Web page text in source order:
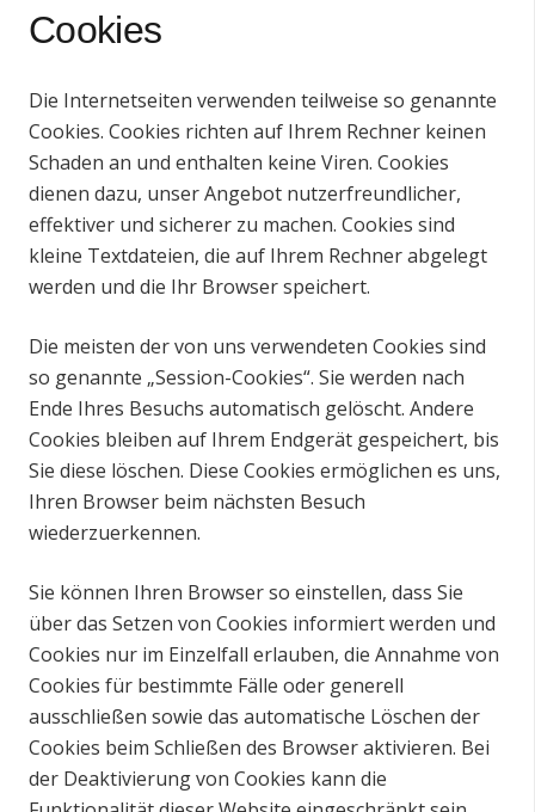
Cookies
Die Internetseiten verwenden teilweise so genannte
Cookies. Cookies richten auf Ihrem Rechner keinen
Schaden an und enthalten keine Viren. Cookies
dienen dazu, unser Angebot nutzerfreundlicher,
effektiver und sicherer zu machen. Cookies sind
kleine Textdateien, die auf Ihrem Rechner abgelegt
werden und die Ihr Browser speichert.
Die meisten der von uns verwendeten Cookies sind
so genannte „Session-Cookies“. Sie werden nach
Ende Ihres Besuchs automatisch gelöscht. Andere
Cookies bleiben auf Ihrem Endgerät gespeichert, bis
Sie diese löschen. Diese Cookies ermöglichen es uns,
Ihren Browser beim nächsten Besuch
wiederzuerkennen.
Sie können Ihren Browser so einstellen, dass Sie
über das Setzen von Cookies informiert werden und
Cookies nur im Einzelfall erlauben, die Annahme von
Cookies für bestimmte Fälle oder generell
ausschließen sowie das automatische Löschen der
Cookies beim Schließen des Browser aktivieren. Bei
der Deaktivierung von Cookies kann die